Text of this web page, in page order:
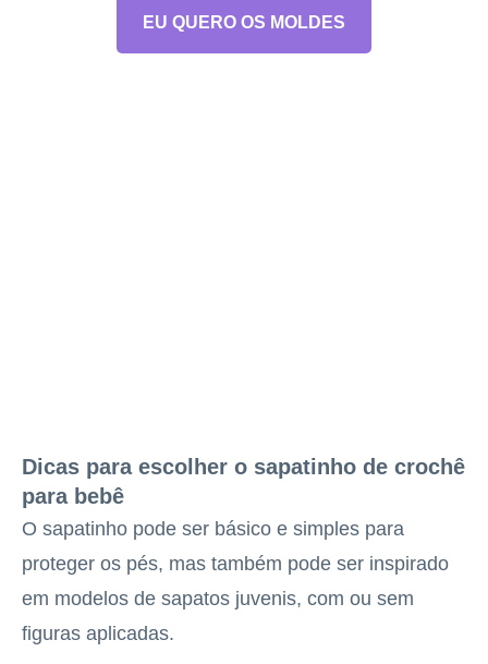
EU QUERO OS MOLDES
Dicas para escolher o sapatinho de crochê
para bebê
O sapatinho pode ser básico e simples para
proteger os pés, mas também pode ser inspirado
em modelos de sapatos juvenis, com ou sem
figuras aplicadas.